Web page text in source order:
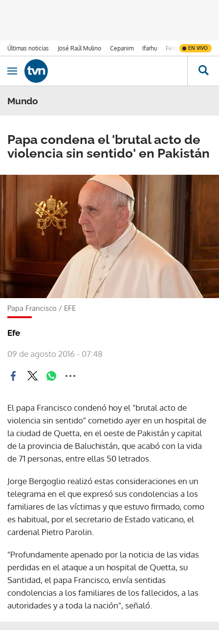
Últimas noticias José Raúl Mulino Cepanim Ifarhu Fenómeno de El
EN VIVO
Ir al contenido
Obrir navegació
Mundo
Papa condena el 'brutal acto de
violencia sin sentido' en Pakistán
Papa Francisco / EFE
Efe
09 de agosto 2016 - 07:48
El papa Francisco condenó hoy el "brutal acto de
violencia sin sentido" cometido ayer en un hospital de
la ciudad de Quetta, en el oeste de Pakistán y capital
de la provincia de Baluchistán, que acabó con la vida
de 71 personas, entre ellas 50 letrados.
Jorge Bergoglio realizó estas consideraciones en un
telegrama en el que expresó sus condolencias a los
familiares de las víctimas y que estuvo firmado, como
es habitual, por el secretario de Estado vaticano, el
cardenal Pietro Parolin.
"Profundamente apenado por la noticia de las vidas
perdidas en el ataque a un hospital de Quetta, su
Santidad, el papa Francisco, envía sentidas
condolencias a los familiares de los fallecidos, a las
autoridades y a toda la nación", señaló.